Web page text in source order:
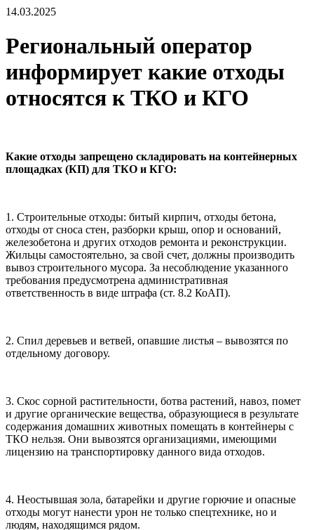
14.03.2025
Региональный оператор
информирует какие отходы
относятся к ТКО и КГО
Какие отходы запрещено складировать на контейнерных
площадках (КП) для ТКО и КГО:
1. Строительные отходы: битый кирпич, отходы бетона,
отходы от сноса стен, разборки крыш, опор и оснований,
железобетона и других отходов ремонта и реконструкции.
Жильцы самостоятельно, за свой счет, должны производить
вывоз строительного мусора. За несоблюдение указанного
требования предусмотрена административная
ответственность в виде штрафа (ст. 8.2 КоАП).
2. Спил деревьев и ветвей, опавшие листья – вывозятся по
отдельному договору.
3. Скос сорной растительности, ботва растений, навоз, помет
и другие органические вещества, образующиеся в результате
содержания домашних животных помещать в контейнеры с
ТКО нельзя. Они вывозятся организациями, имеющими
лицензию на транспортировку данного вида отходов.
4. Неостывшая зола, батарейки и другие горючие и опасные
отходы могут нанести урон не только спецтехнике, но и
людям, находящимся рядом.